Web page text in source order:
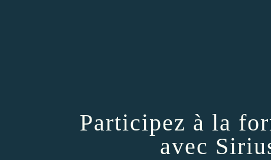
Participez à la
avec